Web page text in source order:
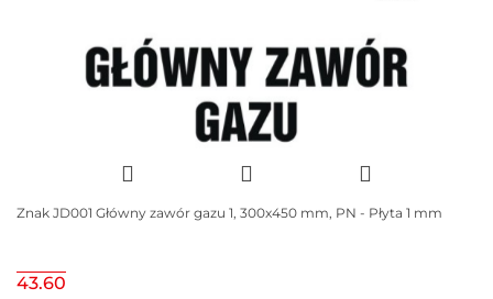
Znak JD001 Główny zawór gazu 1, 300x450 mm, PN - Płyta 1 mm
43.60